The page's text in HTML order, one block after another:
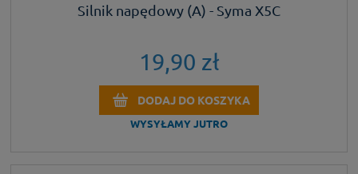
Silnik napędowy (A) - Syma X5C
19,90 zł
DODAJ DO KOSZYKA
WYSYŁAMY JUTRO